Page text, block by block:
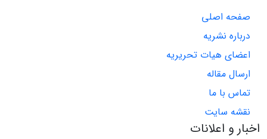
صفحه اصلی
درباره نشریه
اعضای هیات تحریریه
ارسال مقاله
تماس با ما
نقشه سایت
اخبار و اعلانات